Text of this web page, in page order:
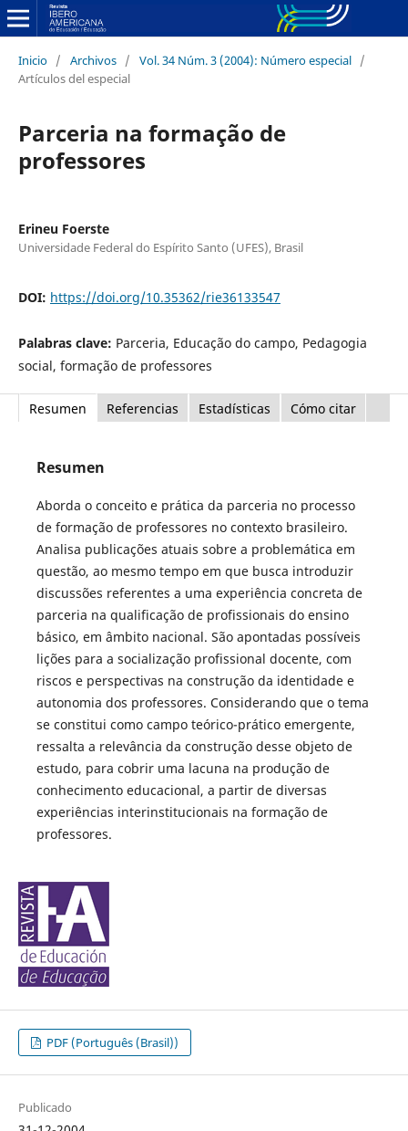
Inicio / Archivos / Vol. 34 Núm. 3 (2004): Número especial /
Artículos del especial
Parceria na formação de
professores
Erineu Foerste
Universidade Federal do Espírito Santo (UFES), Brasil
DOI: https://doi.org/10.35362/rie36133547
Palabras clave: Parceria, Educação do campo, Pedagogia
social, formação de professores
Resumen Referencias Estadísticas Cómo citar
Resumen
Aborda o conceito e prática da parceria no processo
de formação de professores no contexto brasileiro.
Analisa publicações atuais sobre a problemática em
questão, ao mesmo tempo em que busca introduzir
discussões referentes a uma experiência concreta de
parceria na qualificação de profissionais do ensino
básico, em âmbito nacional. São apontadas possíveis
lições para a socialização profissional docente, com
riscos e perspectivas na construção da identidade e
autonomia dos professores. Considerando que o tema
se constitui como campo teórico-prático emergente,
ressalta a relevância da construção desse objeto de
estudo, para cobrir uma lacuna na produção de
conhecimento educacional, a partir de diversas
experiências interinstitucionais na formação de
professores.
PDF (Português (Brasil))
Publicado